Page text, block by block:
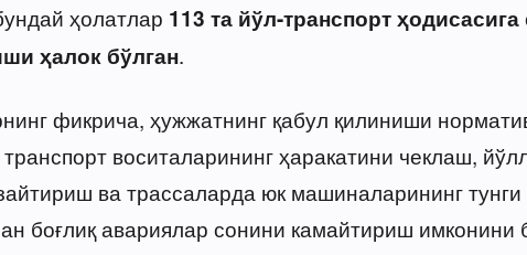
ҳолатлар 113 та йўл-транспорт ҳодисасига
ҳалок бўлган.
фикрича, ҳужжатнинг қабул қилиниши
воситаларининг ҳаракатини чеклаш,
ва трассаларда юк машиналарининг тунги
боғлиқ авариялар сонини камайтириш имконини